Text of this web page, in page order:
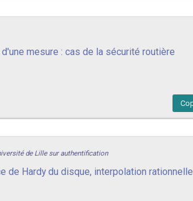
mesure : cas de la sécurité routière
de Lille sur authentification
de Hardy du disque, interpolation